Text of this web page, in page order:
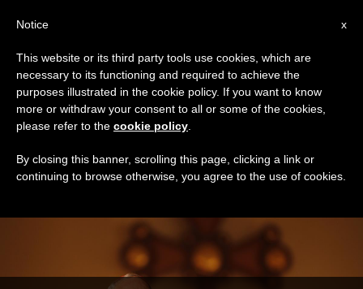
DÍA
Julio 19th, 2023
ÚLTIMAS NOTICIAS
x
Notice
This website or its third party tools use cookies, which are
necessary to its functioning and required to achieve the
purposes illustrated in the cookie policy. If you want to know
more or withdraw your consent to all or some of the cookies,
please refer to the cookie policy
By closing this banner, scrolling this page, clicking a link or
continuing to browse otherwise, you agree to the use of cookies.